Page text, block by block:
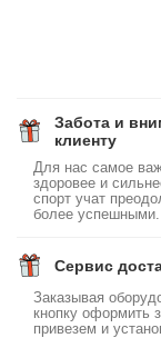
Забота и
клиенту
Для нас самое
здоровее и
спорт учат
более
Сервис
Заказывая
кнопку оформить
привезем и